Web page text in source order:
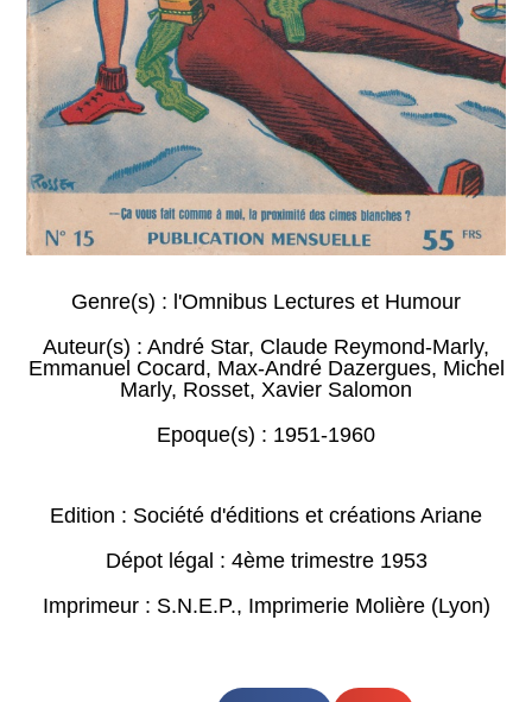
Genre(s) : l'Omnibus Lectures et Humour
Auteur(s) : André Star, Claude Reymond-Marly,
Emmanuel Cocard, Max-André Dazergues, Michel
Marly, Rosset, Xavier Salomon
Epoque(s) : 1951-1960
Edition : Société d'éditions et créations Ariane
Dépot légal : 4ème trimestre 1953
Imprimeur : S.N.E.P., Imprimerie Molière (Lyon)